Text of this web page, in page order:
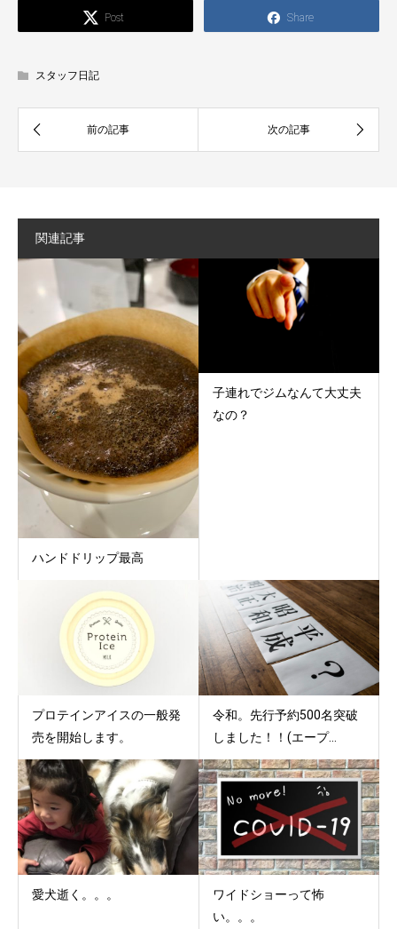
Post Share
スタッフ日記
関連記事
ハンドドリップ最高
子連れでジムなんて大丈夫
なの？
プロテインアイスの一般発
売を開始します。
令和。先行予約500名突破
しました！！(エープ...
愛犬逝く。。。
ワイドショーって怖
い。。。